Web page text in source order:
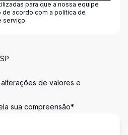
para que a nossa equipe
de acordo com a política de
serviço
de valores e
sua compreensão*